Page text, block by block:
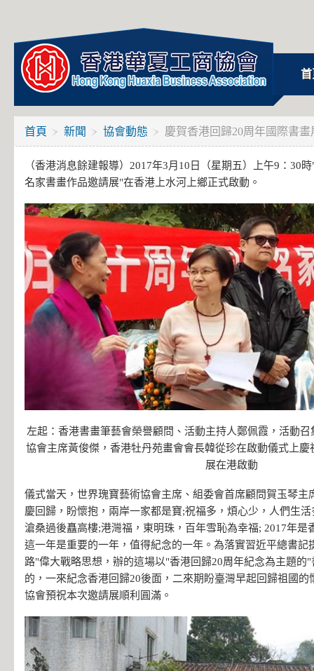
首
首頁 新聞 協會動態 慶賀香港回歸20周年國際書
（香港消息餘建報導）2017年3月10日（星期五）上午9：30
名家書畫作品邀請展"在香港上水河上鄉正式啟動。
左起：香港書畫筆藝會榮譽顧問、活動主持人鄭佩霞，活動
協會主席黃俊傑，香港牡丹苑畫會會長韓從珍在啟動儀式上
展在港啟動
儀式當天，世界瑰寶藝術協會主席、組委會首席顧問賀玉琴主
慶回歸，盼懷抱，兩岸一家都是寶;祝福多，煩心少，人們生
滄桑過後矗高樓;港灣福，東明珠，百年雪恥為幸福; 2017年是
這一年是重要的一年，值得紀念的一年。為落實習近平總書記
路"偉大戰略思想，辦的這場以"香港回歸20周年紀念為主題的
的，一來紀念香港回歸20後面，二來期盼臺灣早起回歸祖國
協會預祝本次邀請展順利圓滿。